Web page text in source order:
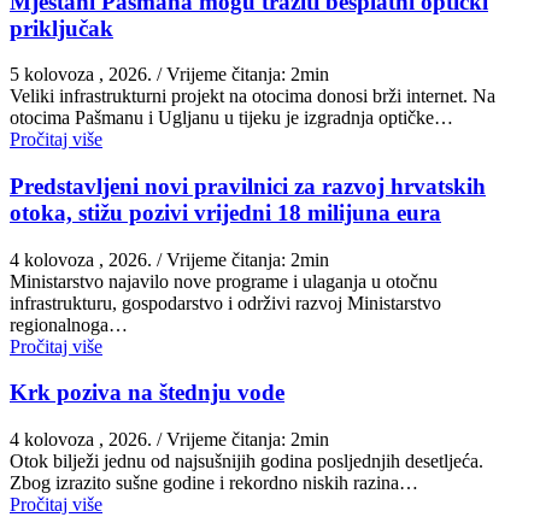
priključak
5 kolovoza , 2026. / Vrijeme čitanja: 2min
Veliki infrastrukturni projekt na otocima donosi brži internet. Na
otocima Pašmanu i Ugljanu u tijeku je izgradnja optičke…
Pročitaj više
Predstavljeni novi pravilnici za razvoj hrvatskih
otoka, stižu pozivi vrijedni 18 milijuna eura
4 kolovoza , 2026. / Vrijeme čitanja: 2min
Ministarstvo najavilo nove programe i ulaganja u otočnu
infrastrukturu, gospodarstvo i održivi razvoj Ministarstvo
regionalnoga…
Pročitaj više
Krk poziva na štednju vode
4 kolovoza , 2026. / Vrijeme čitanja: 2min
Otok bilježi jednu od najsušnijih godina posljednjih desetljeća.
Zbog izrazito sušne godine i rekordno niskih razina…
Pročitaj više